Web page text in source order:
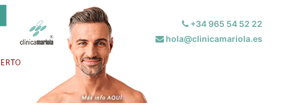
+34 965 54 52 22
hola@clinicamariola.es